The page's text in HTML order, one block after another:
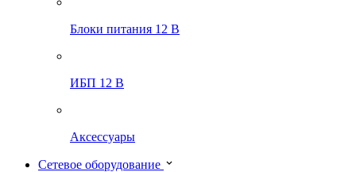
Блоки питания 12 В
ИБП 12 В
Аксессуары
Сетевое оборудование